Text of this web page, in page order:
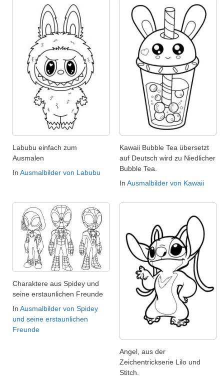
Labubu einfach zum
Ausmalen
In Ausmalbilder von Labubu
Kawaii Bubble Tea übersetzt
auf Deutsch wird zu Niedlicher
Bubble Tea.
In Ausmalbilder von Kawaii
Charaktere aus Spidey und
seine erstaunlichen Freunde
In Ausmalbilder von Spidey
und seine erstaunlichen
Freunde
Angel, aus der
Zeichentrickserie Lilo und
Stitch.